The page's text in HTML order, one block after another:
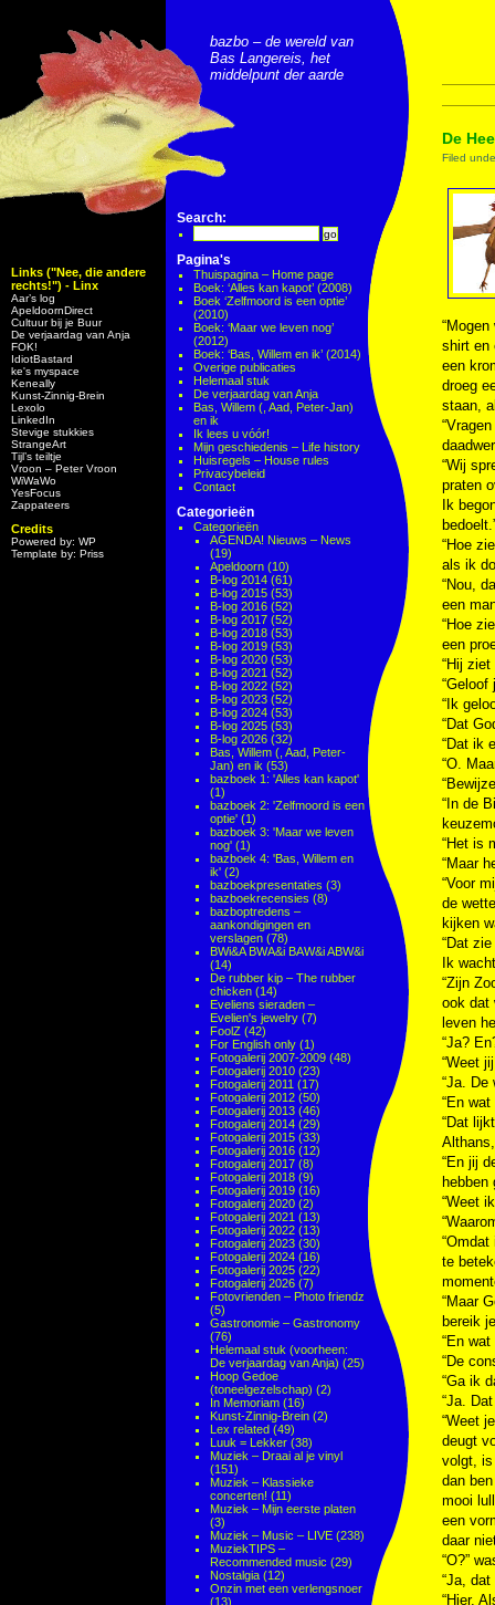
Links ("Nee, die andere
rechts!") - Linx
Aar’s log
ApeldoornDirect
Cultuur bij je Buur
De verjaardag van Anja
FOK!
IdiotBastard
ke's myspace
Keneally
Kunst-Zinnig-Brein
Lexolo
LinkedIn
Stevige stukkies
StrangeArt
Tijl’s teiltje
Vroon – Peter Vroon
WiWaWo
YesFocus
Zappateers
Credits
Powered by: WP
Template by: Priss
bazbo – de wereld van
Bas Langereis, het
middelpunt der aarde
Search:
Pagina's
Thuispagina – Home page
Boek: ‘Alles kan kapot’ (2008)
Boek ‘Zelfmoord is een optie’
(2010)
Boek: ‘Maar we leven nog’
(2012)
Boek: ‘Bas, Willem en ik’ (2014)
Overige publicaties
Helemaal stuk
De verjaardag van Anja
Bas, Willem (, Aad, Peter-Jan)
en ik
Ik lees u vóór!
Mijn geschiedenis – Life history
Huisregels – House rules
Privacybeleid
Contact
Categorieën
Categorieën
AGENDA! Nieuws – News
(19)
Apeldoorn (10)
B-log 2014 (61)
B-log 2015 (53)
B-log 2016 (52)
B-log 2017 (52)
B-log 2018 (53)
B-log 2019 (53)
B-log 2020 (53)
B-log 2021 (52)
B-log 2022 (52)
B-log 2023 (52)
B-log 2024 (53)
B-log 2025 (53)
B-log 2026 (32)
Bas, Willem (, Aad, Peter-
Jan) en ik (53)
bazboek 1: 'Alles kan kapot'
(1)
bazboek 2: 'Zelfmoord is een
optie' (1)
bazboek 3: 'Maar we leven
nog' (1)
bazboek 4: 'Bas, Willem en
ik' (2)
bazboekpresentaties (3)
bazboekrecensies (8)
bazboptredens –
aankondigingen en
verslagen (78)
BWi&A BWA&i BAW&i ABW&i
(14)
De rubber kip – The rubber
chicken (14)
Eveliens sieraden –
Evelien's jewelry (7)
FoolZ (42)
For English only (1)
Fotogalerij 2007-2009 (48)
Fotogalerij 2010 (23)
Fotogalerij 2011 (17)
Fotogalerij 2012 (50)
Fotogalerij 2013 (46)
Fotogalerij 2014 (29)
Fotogalerij 2015 (33)
Fotogalerij 2016 (12)
Fotogalerij 2017 (8)
Fotogalerij 2018 (9)
Fotogalerij 2019 (16)
Fotogalerij 2020 (2)
Fotogalerij 2021 (13)
Fotogalerij 2022 (13)
Fotogalerij 2023 (30)
Fotogalerij 2024 (16)
Fotogalerij 2025 (22)
Fotogalerij 2026 (7)
Fotovrienden – Photo friendz
(5)
Gastronomie – Gastronomy
(76)
Helemaal stuk (voorheen:
De verjaardag van Anja) (25)
Hoop Gedoe
(toneelgezelschap) (2)
In Memoriam (16)
Kunst-Zinnig-Brein (2)
Lex related (49)
Luuk = Lekker (38)
Muziek – Draai al je vinyl
(151)
Muziek – Klassieke
concerten! (11)
Muziek – Mijn eerste platen
(3)
Muziek – Music – LIVE (238)
MuziekTIPS –
Recommended music (29)
Nostalgia (12)
Onzin met een verlengsnoer
(13)
De
Filed
shirt en
een
droeg
staan,
“Wij
praten
Ik
“Hoe
als ik
“Nou,
een
“Hoe
een
“Hij
“Geloof
“Ik
“Dat
“Dat ik
“O.
“In de
“Het is
“Maar
“Voor
de
kijken
“Dat
Ik
“Zijn
ook dat
leven
“Ja?
“Weet
“Ja. De
“En
“Dat
“En jij
hebben
“Weet
te
“Maar
bereik
“En
“De
“Ga ik
“Ja.
“Weet
deugt
volgt, is
dan
mooi
een
daar
“O?”
“Ja,
“Hier.